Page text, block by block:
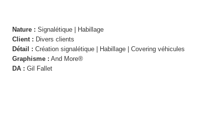
Nature : Signalétique | Habillage
Client : Divers clients
Détail : Création signalétique | Habillage | Covering véhicules
Graphisme : And More®
DA : Gil Fallet